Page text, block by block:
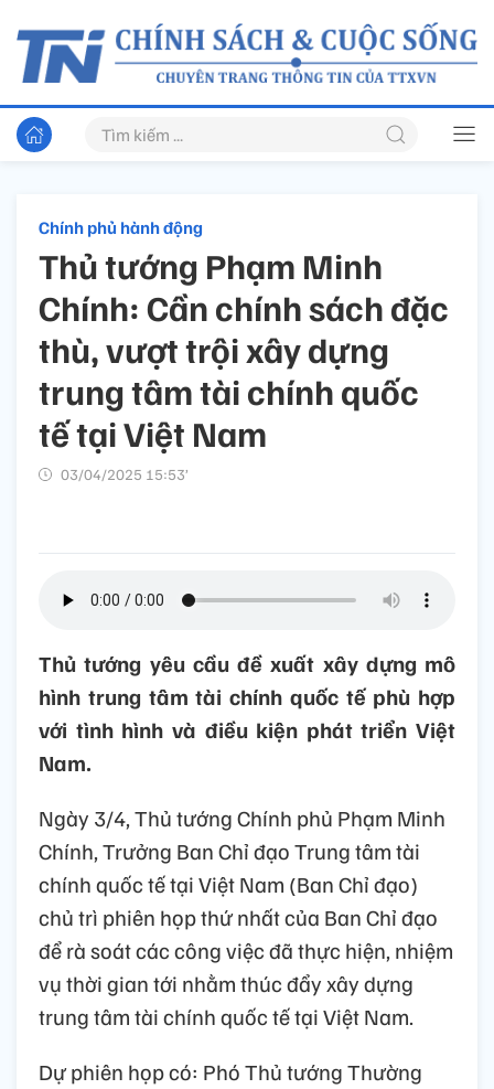
Chính phủ hành động
Thủ tướng Phạm Minh
Chính: Cần chính sách đặc
thù, vượt trội xây dựng
trung tâm tài chính quốc
tế tại Việt Nam
03/04/2025 15:53’
Thủ tướng yêu cầu đề xuất xây dựng mô
hình trung tâm tài chính quốc tế phù hợp
với tình hình và điều kiện phát triển Việt
Nam.
Ngày 3/4, Thủ tướng Chính phủ Phạm Minh
Chính, Trưởng Ban Chỉ đạo Trung tâm tài
chính quốc tế tại Việt Nam (Ban Chỉ đạo)
chủ trì phiên họp thứ nhất của Ban Chỉ đạo
để rà soát các công việc đã thực hiện, nhiệm
vụ thời gian tới nhằm thúc đẩy xây dựng
trung tâm tài chính quốc tế tại Việt Nam.
Dự phiên họp có: Phó Thủ tướng Thường